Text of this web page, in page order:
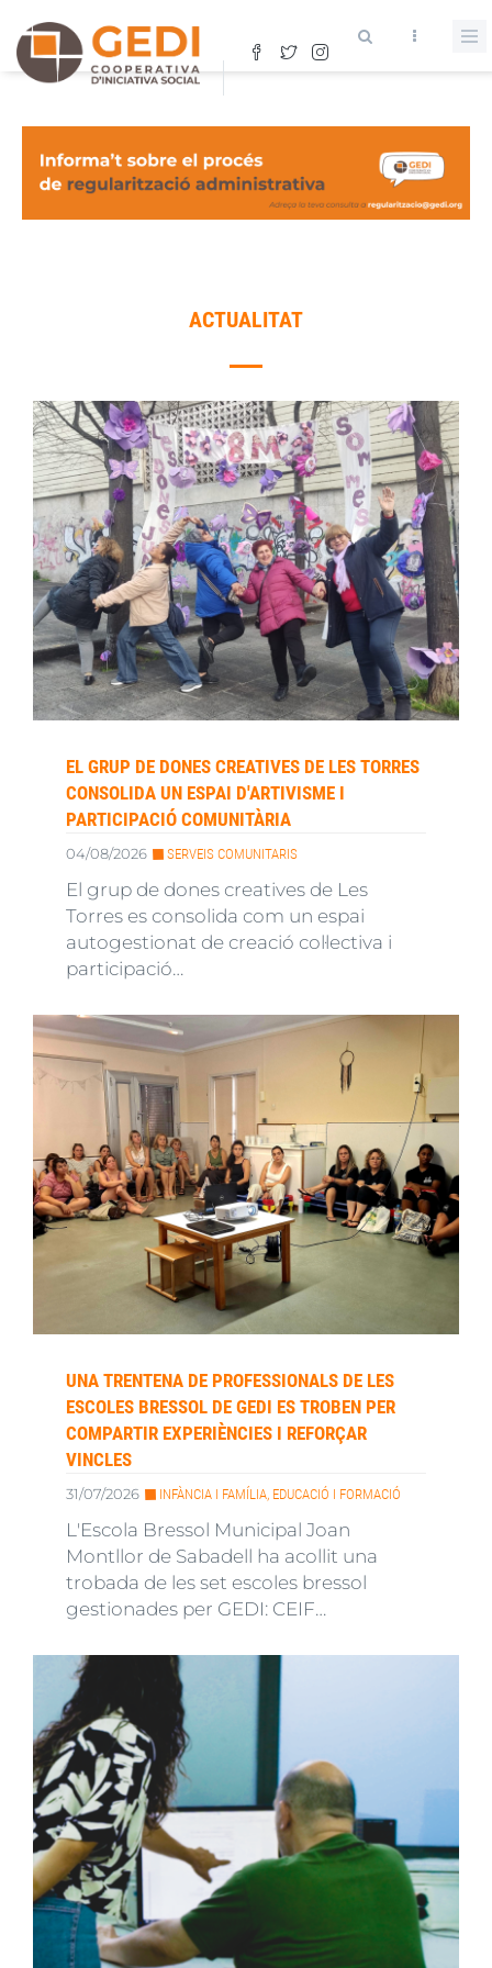
contingut
ACTUALITAT
EL GRUP DE DONES CREATIVES DE LES TORRES
CONSOLIDA UN ESPAI D'ARTIVISME I
PARTICIPACIÓ COMUNITÀRIA
04/08/2026 SERVEIS COMUNITARIS
El grup de dones creatives de Les
Torres es consolida com un espai
autogestionat de creació col·lectiva i
participació…
UNA TRENTENA DE PROFESSIONALS DE LES
ESCOLES BRESSOL DE GEDI ES TROBEN PER
COMPARTIR EXPERIÈNCIES I REFORÇAR
VINCLES
31/07/2026 INFÀNCIA I FAMÍLIA, EDUCACIÓ I FORMACIÓ
L'Escola Bressol Municipal Joan
Montllor de Sabadell ha acollit una
trobada de les set escoles bressol
gestionades per GEDI: CEIF…